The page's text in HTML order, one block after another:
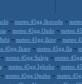
- meteo 45gg Ikorodu -
- meteo 45gg Ondo - meteo
- meteo 45gg Ikire- meteo
45gg Ikare- meteo 45gg Ila -
- meteo 45gg Suleja - meteo
- meteo 45gg Igboho - meteo
- meteo 45gg Opobo - meteo